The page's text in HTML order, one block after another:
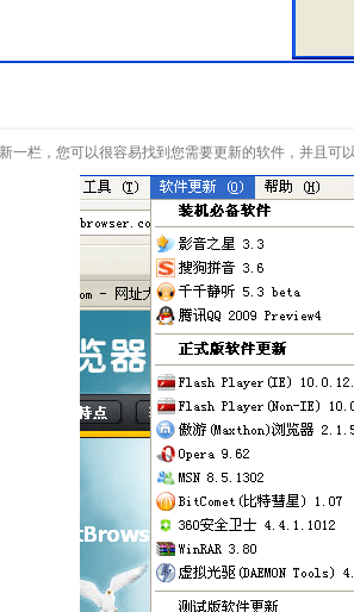
一栏，您可以很容易找到您需要更新的软件，并且可